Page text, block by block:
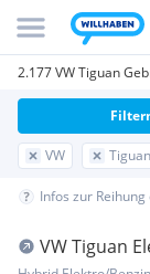
2.177 VW Tiguan
VW Tiguan
Infos zur
VW Tiguan